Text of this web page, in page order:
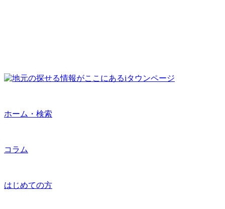
ホーム・検索
コラム
はじめての方